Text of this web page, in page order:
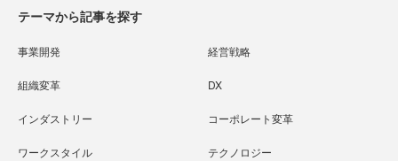
テーマから記事を探す
事業開発 経営戦略
組織変革 DX
インダストリー コーポレート変革
ワークスタイル テクノロジー